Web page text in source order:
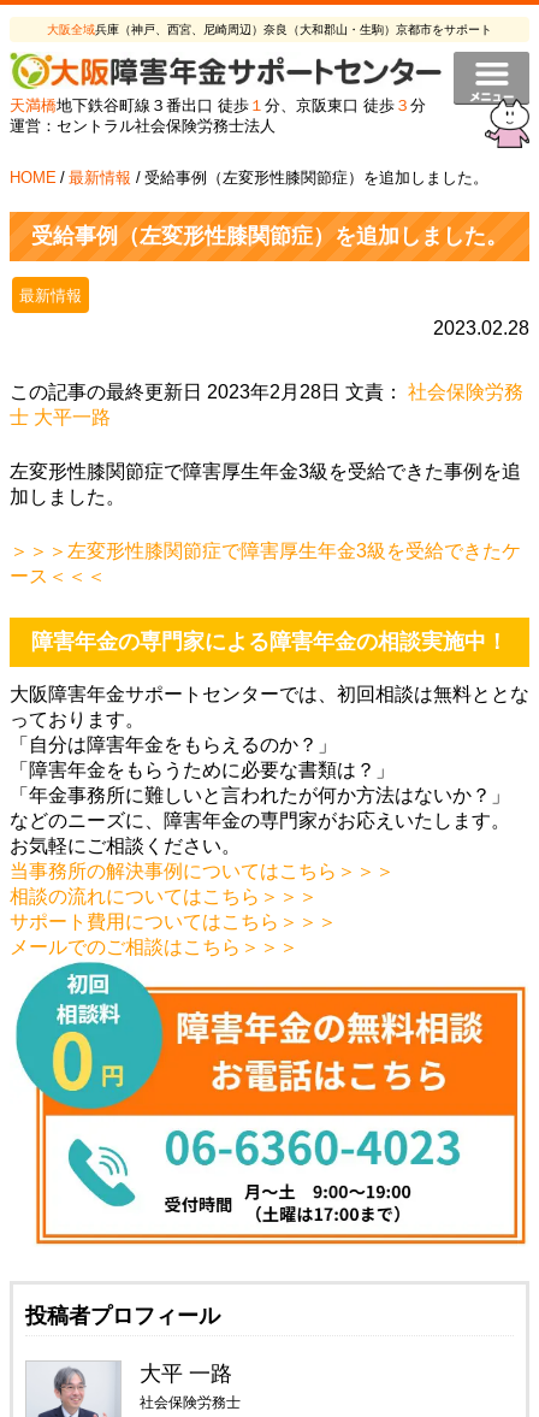
大阪全域兵庫（神戸、西宮、尼崎周辺）奈良（大和郡山・生駒）京都市をサポート
天満橋地下鉄谷町線３番出口 徒歩 １ 分、京阪東口 徒歩 ３ 分
運営：セントラル社会保険労務士法人
HOME / 最新情報 / 受給事例（左変形性膝関節症）を追加しました。
受給事例（左変形性膝関節症）を追加しました。
最新情報
2023.02.28
この記事の最終更新日 2023年2月28日 文責： 社会保険労務
士 大平一路
左変形性膝関節症で障害厚生年金3級を受給できた事例を追
加しました。
＞＞＞左変形性膝関節症で障害厚生年金3級を受給できたケ
ース＜＜＜
障害年金の専門家による障害年金の相談実施中！
大阪障害年金サポートセンターでは、初回相談は無料ととな
っております。
「自分は障害年金をもらえるのか？」
「障害年金をもらうために必要な書類は？」
「年金事務所に難しいと言われたが何か方法はないか？」
などのニーズに、障害年金の専門家がお応えいたします。
お気軽にご相談ください。
当事務所の解決事例についてはこちら＞＞＞
相談の流れについてはこちら＞＞＞
サポート費用についてはこちら＞＞＞
メールでのご相談はこちら＞＞＞
投稿者プロフィール
大平 一路
社会保険労務士